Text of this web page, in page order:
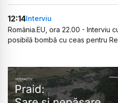
12:14Interviu
România.EU, ora 22.00 - Interviu
posibilă bombă cu ceas pentru